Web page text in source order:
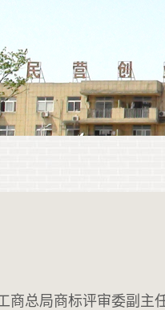
商总局商标评审委副主